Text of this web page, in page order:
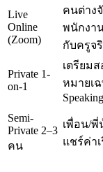
Live
Online
(Zoom)
คนต่าง
พนักงา
กับครูจ
Private 1-
on-1
เตรียม
หมายเฉ
Semi-
Private 2–3
คน
เพื่อน/พี่
แชร์ค่า